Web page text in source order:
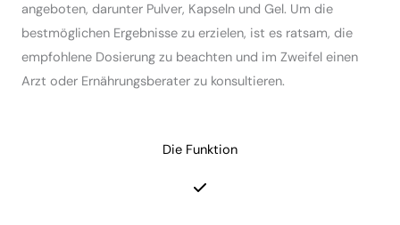
angeboten, darunter Pulver, Kapseln und Gel. Um die
bestmöglichen Ergebnisse zu erzielen, ist es ratsam, die
empfohlene Dosierung zu beachten und im Zweifel einen
Arzt oder Ernährungsberater zu konsultieren.
Die Funktion